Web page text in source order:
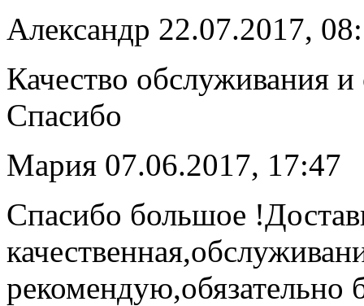
Александр 22.07.2017,
Качество обслуживания
Спасибо
Мария 07.06.2017, 17:47
Спасибо большое
рекомендую,обязательно